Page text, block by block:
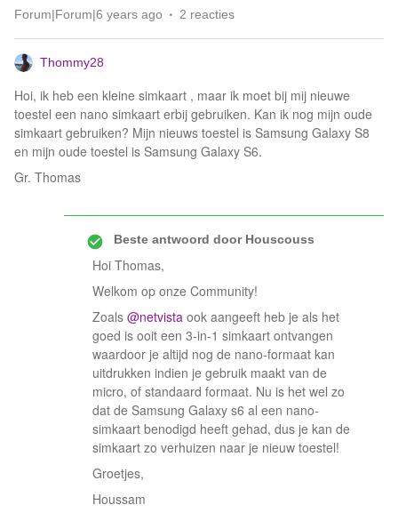
Forum|Forum|6 years ago 2 reacties
Thommy28
Hoi, ik heb een kleine simkaart , maar ik moet bij mij nieuwe
toestel een nano simkaart erbij gebruiken. Kan ik nog mijn oude
simkaart gebruiken? Mijn nieuws toestel is Samsung Galaxy S8
en mijn oude toestel is Samsung Galaxy S6.
Gr. Thomas
Beste antwoord doorHouscouss
Hoi Thomas,
Welkom op onze Community!
Zoals @netvista ook aangeeft heb je als het
goed is ooit een 3-in-1 simkaart ontvangen
waardoor je altijd nog de nano-formaat kan
uitdrukken indien je gebruik maakt van de
micro, of standaard formaat. Nu is het wel zo
dat de Samsung Galaxy s6 al een nano-
simkaart benodigd heeft gehad, dus je kan de
simkaart zo verhuizen naar je nieuw toestel!
Groetjes,
Houssam